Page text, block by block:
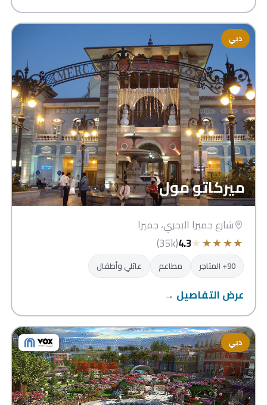
دبي
ميركاتو مول
شارع جميرا البحري، جميرا
★
★
★
★
★
4.3
(35k)
90+ المتاجر مطاعم عائلي وأطفال
عرض التفاصيل →
دبي